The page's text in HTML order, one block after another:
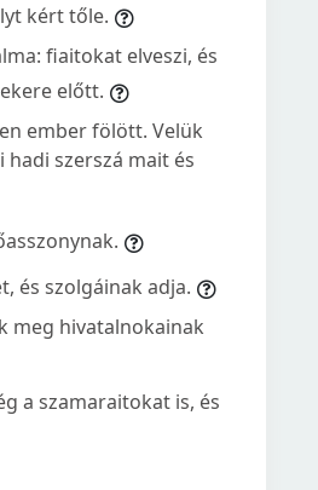
kért tőle.
fiaitokat elveszi, és
előtt.
ember fölött. Velük
szerszá mait és
és szolgáinak adja.
meg hivatalnokainak
a szamaraitokat is, és